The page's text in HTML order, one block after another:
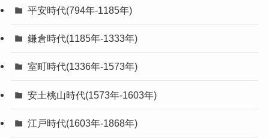
平安時代(794年-1185年)
鎌倉時代(1185年-1333年)
室町時代(1336年-1573年)
安土桃山時代(1573年-1603年)
江戸時代(1603年-1868年)